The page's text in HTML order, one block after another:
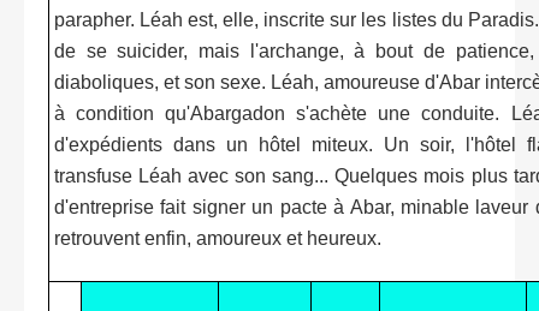
parapher. Léah est, elle, inscrite sur les listes du
de se suicider, mais l'archange, à bout de
diaboliques, et son sexe. Léah, amoureuse d'Abar
à condition qu'Abargadon s'achète une conduite.
d'expédients dans un hôtel miteux. Un soir, l'hôtel
transfuse Léah avec son sang... Quelques mois plus
d'entreprise fait signer un pacte à Abar, minable
retrouvent enfin, amoureux et heureux.